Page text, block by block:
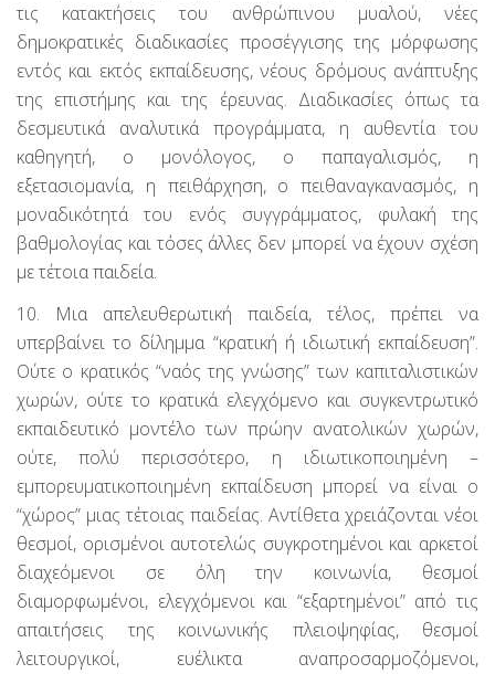
τις κατακτήσεις του ανθρώπινου μυαλού, νέες
δημοκρατικές διαδικασίες προσέγγισης της μόρφωσης
εντός και εκτός εκπαίδευσης, νέους δρόμους ανάπτυξης
της επιστήμης και της έρευνας. Διαδικασίες όπως τα
δεσμευτικά αναλυτικά προγράμματα, η αυθεντία του
καθηγητή, ο μονόλογος, ο παπαγαλισμός, η
εξετασιομανία, η πειθάρχηση, ο πειθαναγκανασμός, η
μοναδικότητά του ενός συγγράμματος, φυλακή της
βαθμολογίας και τόσες άλλες δεν μπορεί να έχουν σχέση
με τέτοια παιδεία.
10. Μια απελευθερωτική παιδεία, τέλος, πρέπει να
υπερβαίνει το δίλημμα “κρατική ή ιδιωτική εκπαίδευση”.
Ούτε ο κρατικός “ναός της γνώσης” των καπιταλιστικών
χωρών, ούτε το κρατικά ελεγχόμενο και συγκεντρωτικό
εκπαιδευτικό μοντέλο των πρώην ανατολικών χωρών,
ούτε, πολύ περισσότερο, η ιδιωτικοποιημένη –
εμπορευματικοποιημένη εκπαίδευση μπορεί να είναι ο
“χώρος” μιας τέτοιας παιδείας. Αντίθετα χρειάζονται νέοι
θεσμοί, ορισμένοι αυτοτελώς συγκροτημένοι και αρκετοί
διαχεόμενοι σε όλη την κοινωνία, θεσμοί
διαμορφωμένοι, ελεγχόμενοι και “εξαρτημένοι” από τις
απαιτήσεις της κοινωνικής πλειοψηφίας, θεσμοί
λειτουργικοί, ευέλικτα αναπροσαρμοζόμενοι,